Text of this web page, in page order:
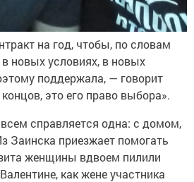
на год, чтобы, по словам
новых условиях, в новых
поддержала, — говорит
это его право выбора».
справляется одна: с домом,
Заинска приезжает помогать
женщины вдвоем пилили
как жене участника